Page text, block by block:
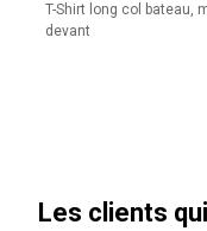
T-Shirt long col bateau,
devant
Les clients